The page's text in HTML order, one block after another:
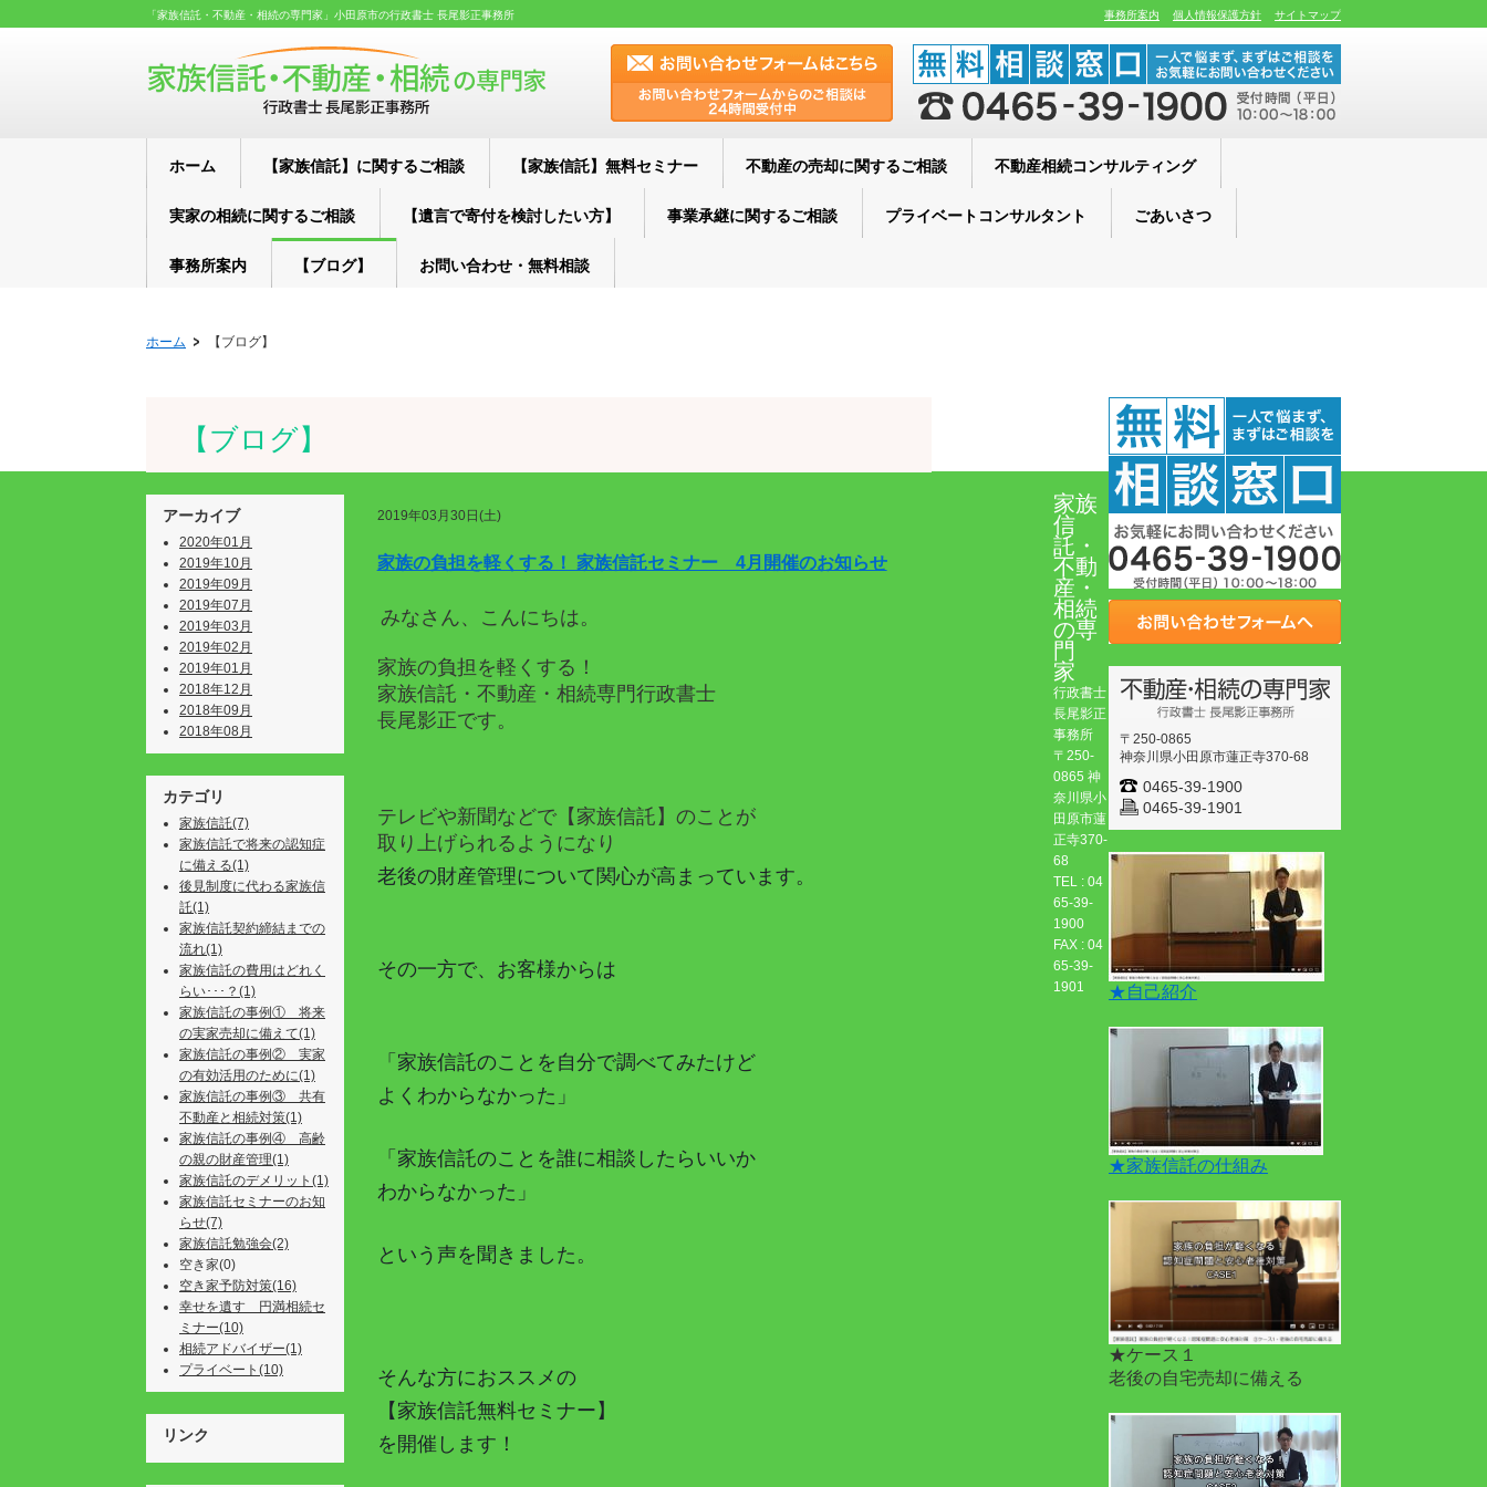
「家族信託・不動産・相続の専門家」小田原市の行政書士 長尾影正事務所 事務所案内 個人情報保護方針 サイトマップ
ホーム 【家族信託】に関するご相談 【家族信託】無料セミナー 不動産の売却に関するご相談 不動産相続コンサルティング
実家の相続に関するご相談 【遺言で寄付を検討したい方】 事業承継に関するご相談 プライベートコンサルタント ごあいさつ
事務所案内 【ブログ】 お問い合わせ・無料相談
ホーム 【ブログ】
【ブログ】
アーカイブ
2020年01月
2019年10月
2019年09月
2019年07月
2019年03月
2019年02月
2019年01月
2018年12月
2018年09月
2018年08月
カテゴリ
家族信託(7)
家族信託で将来の認知症
に備える(1)
後見制度に代わる家族信
託(1)
家族信託契約締結までの
流れ(1)
家族信託の費用はどれく
らい･･･？(1)
家族信託の事例① 将来
の実家売却に備えて(1)
家族信託の事例② 実家
の有効活用のために(1)
家族信託の事例③ 共有
不動産と相続対策(1)
家族信託の事例④ 高齢
の親の財産管理(1)
家族信託のデメリット(1)
家族信託セミナーのお知
らせ(7)
家族信託勉強会(2)
空き家(0)
空き家予防対策(16)
幸せを遺す 円満相続セ
ミナー(10)
相続アドバイザー(1)
プライベート(10)
リンク
2019年03月30日(土)
家族の負担を軽くする！ 家族信託セミナー 4月開催のお知らせ
みなさん、こんにちは。
家族の負担を軽くする！
家族信託・不動産・相続専門行政書士
長尾影正です。
テレビや新聞などで【家族信託】のことが
取り上げられるようになり
老後の財産管理について関心が高まっています。
その一方で、お客様からは
「家族信託のことを自分で調べてみたけど
よくわからなかった」
「家族信託のことを誰に相談したらいいか
わからなかった」
という声を聞きました。
そんな方におススメの
【家族信託無料セミナー】
を開催します！
〒250-0865
神奈川県小田原市蓮正寺370-68
0465-39-1900
0465-39-1901
★自己紹介
★家族信託の仕組み
★ケース１
老後の自宅売却に備える
家族
信
託・
不動
産・
相続
の専
門
家
行政書士
長尾影正
事務所
〒250-
0865 神
奈川県小
田原市蓮
正寺370-
68
TEL : 04
65-39-
1900
FAX : 04
65-39-
1901